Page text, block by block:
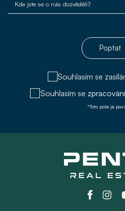
Poptat
Souhlasím se
Souhlasím se
*Toto pole je